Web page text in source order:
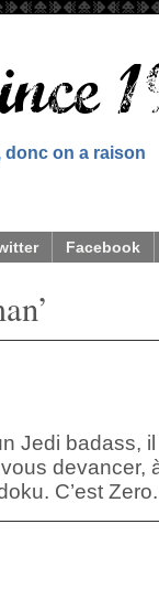
donc on a raison
Facebook
Jedi badass,
devancer,
C’est Zero.